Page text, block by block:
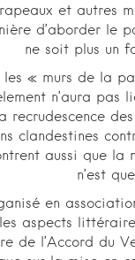
et autres
d’aborder le
ne soit plus un
les « murs de la
n’aura pas
recrudescence des
clandestines
aussi que
n’est
en
aspects
de l’Accord du